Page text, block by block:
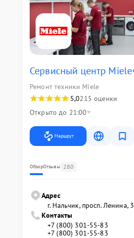
Сервисный центр Miele
Ремонт техники Miele
5,0215 оценки
Открыто до 21:00
Маршрут
ОбзорОтзывы 280
Адрес
г. Нальчик, просп. Ленина, 3
Контакты
+7 (800) 301-55-83
+7 (800) 301-55-83